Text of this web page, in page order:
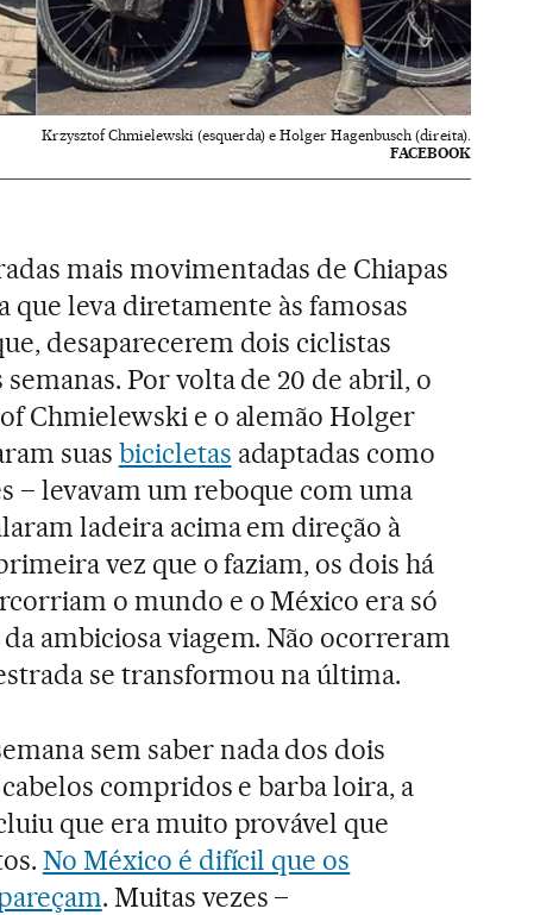
Krzysztof Chmielewski (esquerda) e Holger Hagenbusch (direita).
FACEBOOK
mais movimentadas de Chiapas
que leva diretamente às famosas
desaparecerem dois ciclistas
Por volta de 20 de abril, o
Chmielewski e o alemão Holger
suas bicicletas adaptadas como
– levavam um reboque com uma
ladeira acima em direção à
vez que o faziam, os dois há
o mundo e o México era só
ambiciosa viagem. Não ocorreram
se transformou na última.
sem saber nada dos dois
compridos e barba loira, a
que era muito provável que
No México é difícil que os
. Muitas vezes –